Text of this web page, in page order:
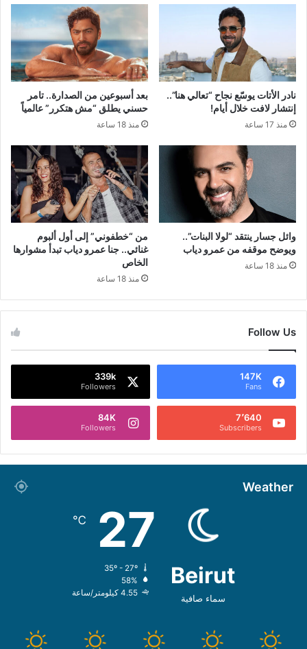
نادر الأتات يوسّع نجاح “تعالي هنا”..
إنتشار لافت خلال أيام!
منذ 17 ساعة
بعد أسبوعين من الصدارة.. تامر
حسني يطلق “مش هتكرر” عالمياً
منذ 18 ساعة
وائل جسار ينتقد “لولا البنات”..
ويوضح موقفه من عمرو دياب
منذ 18 ساعة
من “خطفوني” إلى أول ألبوم
غنائي.. جنا عمرو دياب تبدأ مشوارها
الخاص
منذ 18 ساعة
Follow Us
147K
Fans
339k
Followers
7٬640
Subscribers
84K
Followers
Weather
Beirut
سماء صافية
27
℃
58%
4.55 كيلومتر/ساعة